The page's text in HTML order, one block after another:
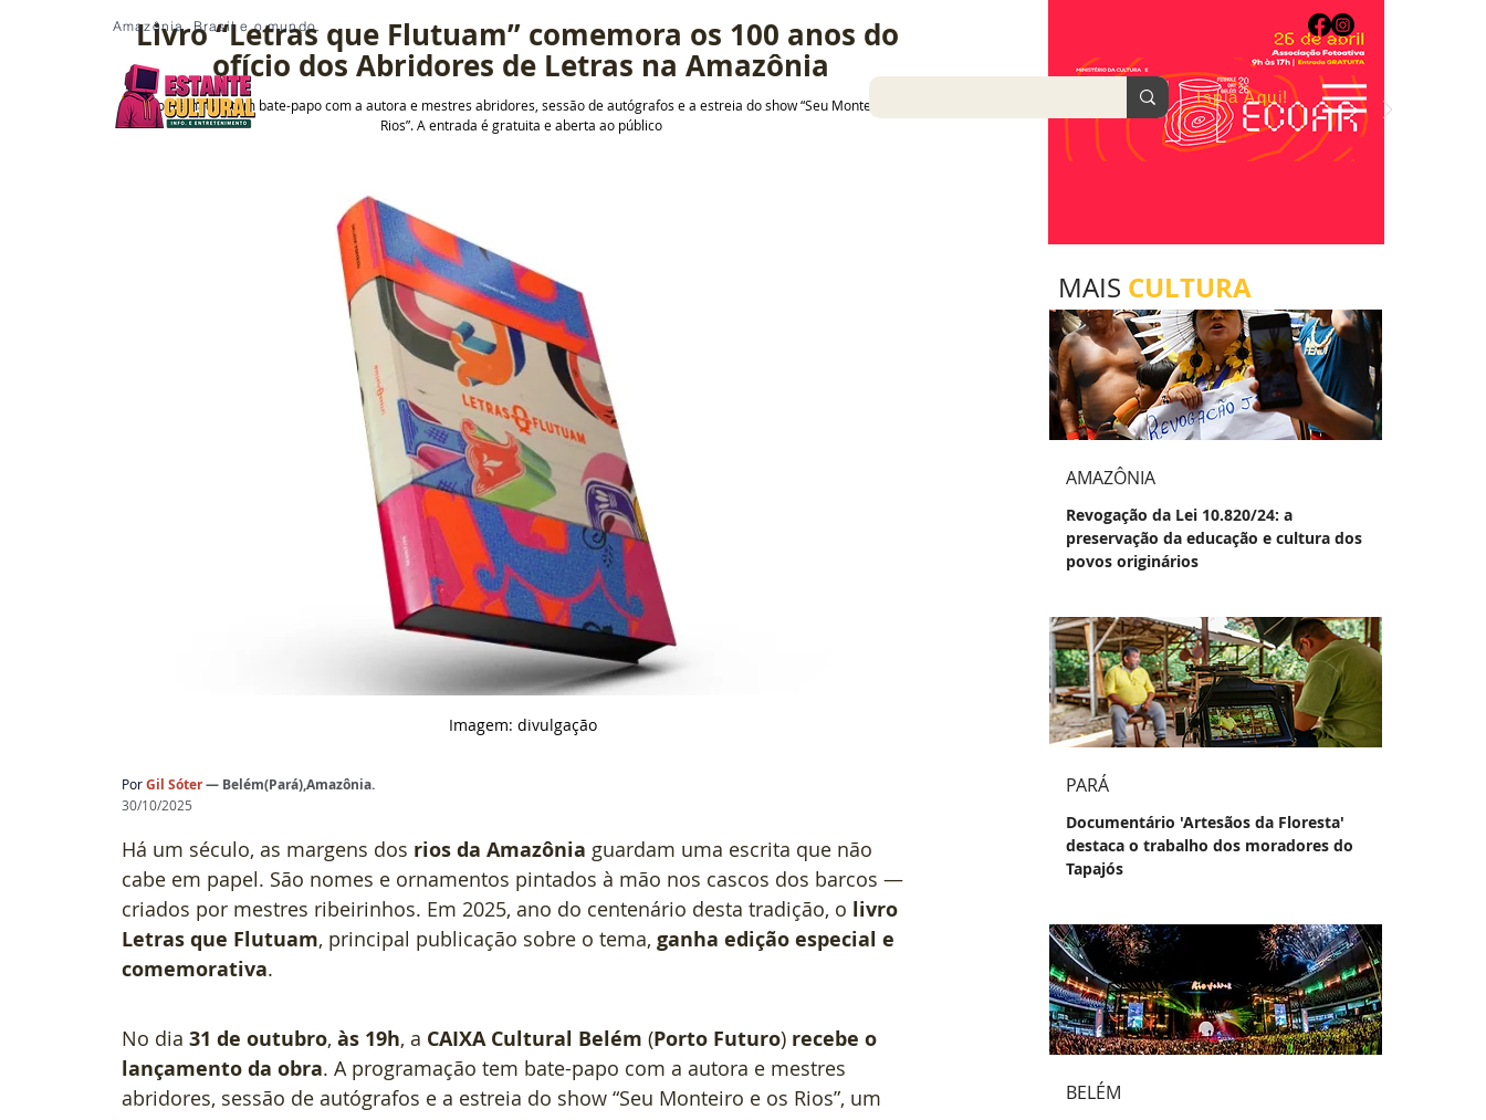
Amazônia, Brasil e o mundo.
Ispia Aqui! AGOSTO/2022
Livro “Letras que Flutuam” comemora os 100 anos do
ofício dos Abridores de Letras na Amazônia
A programação tem bate-papo com a autora e mestres abridores, sessão de autógrafos e a estreia do show “Seu Monteiro e os
Rios”. A entrada é gratuita e aberta ao público
Imagem: divulgação
Por Gil Sóter — Belém(Pará),Amazônia.
30/10/2025
Há um século, as margens dos rios da Amazônia guardam uma escrita que não
cabe em papel. São nomes e ornamentos pintados à mão nos cascos dos barcos —
criados por mestres ribeirinhos. Em 2025, ano do centenário desta tradição, o livro
Letras que Flutuam, principal publicação sobre o tema, ganha edição especial e
comemorativa.
No dia 31 de outubro, às 19h, a CAIXA Cultural Belém (Porto Futuro) recebe o
lançamento da obra. A programação tem bate-papo com a autora e mestres
abridores, sessão de autógrafos e a estreia do show “Seu Monteiro e os Rios”, um
MAIS CULTURA
AMAZÔNIA
Revogação da Lei 10.820/24: a
preservação da educação e cultura dos
povos originários
PARÁ
Documentário 'Artesãos da Floresta'
destaca o trabalho dos moradores do
Tapajós
BELÉM